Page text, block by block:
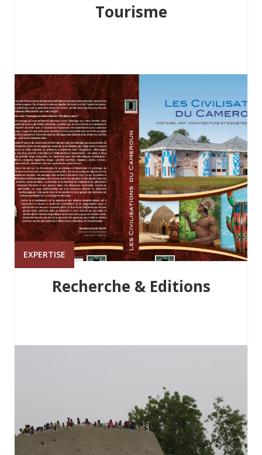
Tourisme
EXPERTISE
Recherche & Editions